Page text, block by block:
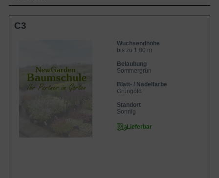
Staude, straff aufrecht bis überhängend,
Blatt
Sommergrün, grün-goldgelb
längsgestreift, schmal-länglich, am Ende
zugespitzt, eher überhängend, bis zu 180
cm lang
Frucht
Keine
Cremeweiße Blütenwedel, sehr dekorativ
September bis Oktober
Flachwurzler, Oberboden stark
C3
Wuchsendhöhe
bis zu 1,80 m
Belaubung
Sommergrün
Blatt- / Nadelfarbe
Grüngold
Standort
Sonnig
Lieferbar